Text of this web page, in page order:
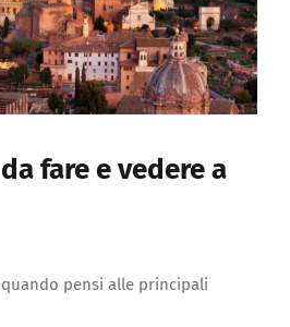
fare e vedere a
pensi alle principali